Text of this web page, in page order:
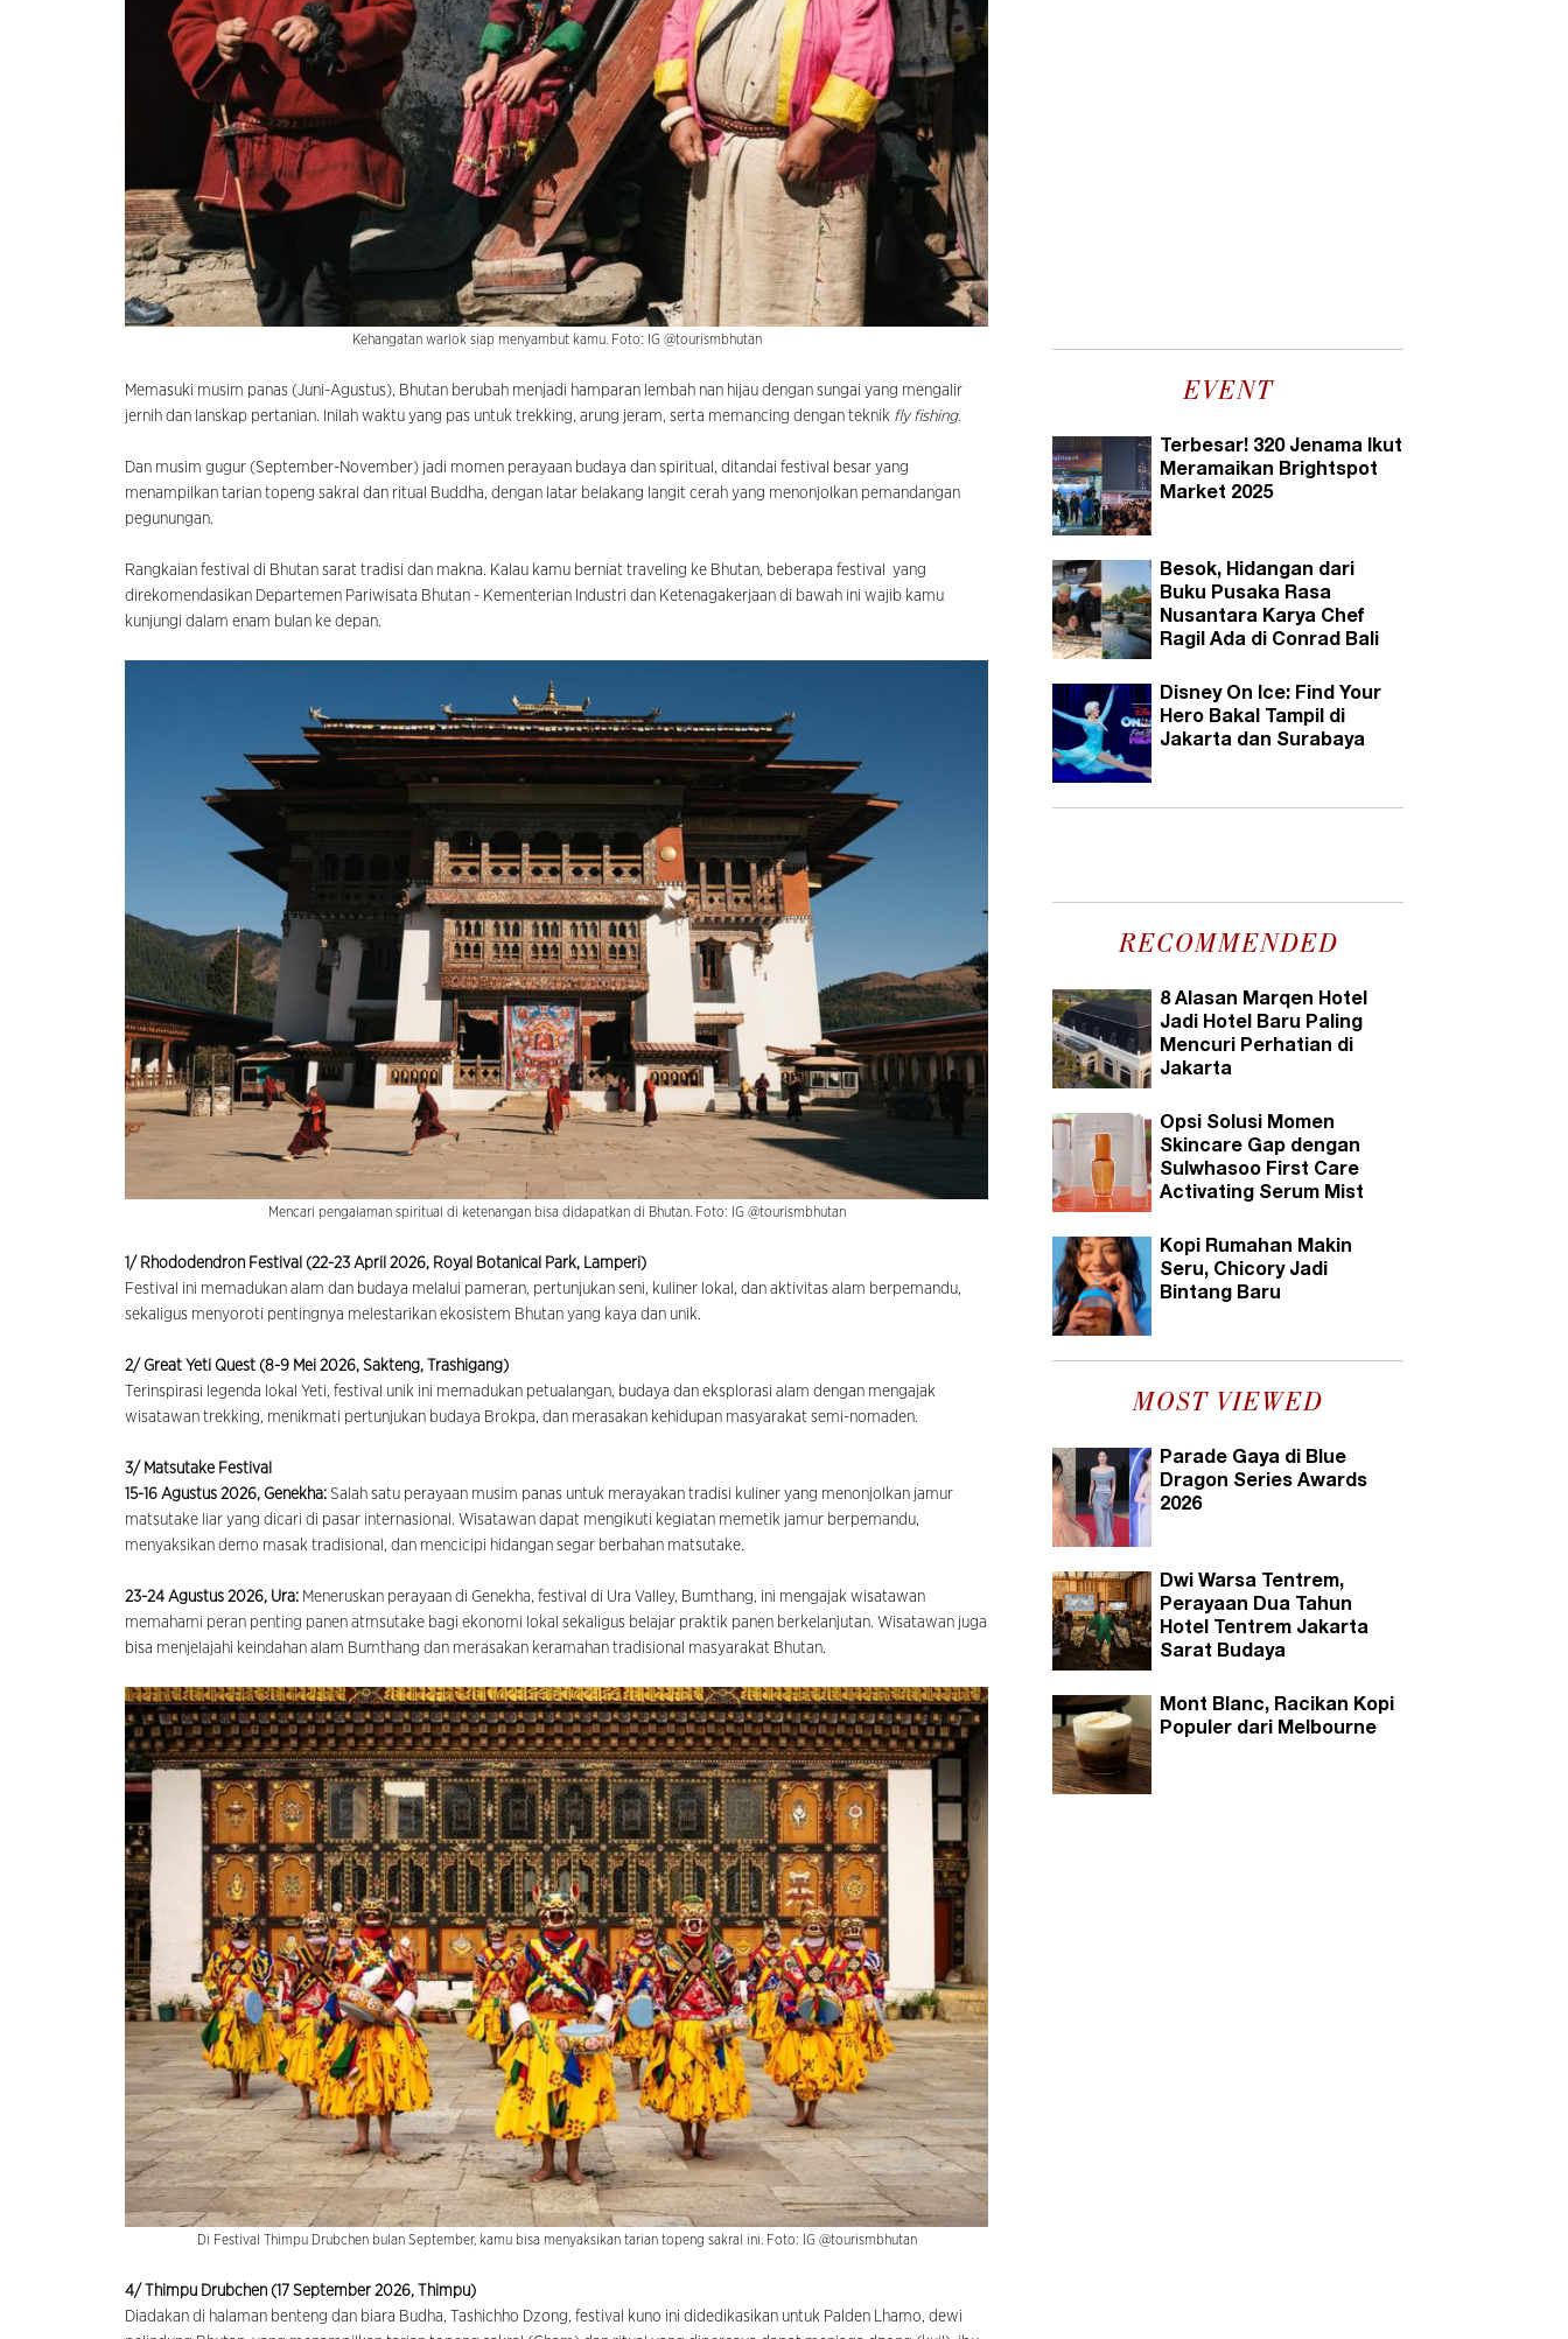
Kehangatan warlok siap menyambut kamu. Foto: IG @tourismbhutan
Memasuki musim panas (Juni-Agustus), Bhutan berubah menjadi hamparan lembah nan hijau dengan sungai yang mengalir
jernih dan lanskap pertanian. Inilah waktu yang pas untuk trekking, arung jeram, serta memancing dengan teknik fly fishing.
Dan musim gugur (September-November) jadi momen perayaan budaya dan spiritual, ditandai festival besar yang
menampilkan tarian topeng sakral dan ritual Buddha, dengan latar belakang langit cerah yang menonjolkan pemandangan
pegunungan.
Rangkaian festival di Bhutan sarat tradisi dan makna. Kalau kamu berniat traveling ke Bhutan, beberapa festival yang
direkomendasikan Departemen Pariwisata Bhutan - Kementerian Industri dan Ketenagakerjaan di bawah ini wajib kamu
kunjungi dalam enam bulan ke depan.
Mencari pengalaman spiritual di ketenangan bisa didapatkan di Bhutan. Foto: IG @tourismbhutan
1/ Rhododendron Festival (22-23 April 2026, Royal Botanical Park, Lamperi)
Festival ini memadukan alam dan budaya melalui pameran, pertunjukan seni, kuliner lokal, dan aktivitas alam berpemandu,
sekaligus menyoroti pentingnya melestarikan ekosistem Bhutan yang kaya dan unik.
2/ Great Yeti Quest (8-9 Mei 2026, Sakteng, Trashigang)
Terinspirasi legenda lokal Yeti, festival unik ini memadukan petualangan, budaya dan eksplorasi alam dengan mengajak
wisatawan trekking, menikmati pertunjukan budaya Brokpa, dan merasakan kehidupan masyarakat semi-nomaden.
3/ Matsutake Festival
15-16 Agustus 2026, Genekha: Salah satu perayaan musim panas untuk merayakan tradisi kuliner yang menonjolkan jamur
matsutake liar yang dicari di pasar internasional. Wisatawan dapat mengikuti kegiatan memetik jamur berpemandu,
menyaksikan demo masak tradisional, dan mencicipi hidangan segar berbahan matsutake.
23-24 Agustus 2026, Ura: Meneruskan perayaan di Genekha, festival di Ura Valley, Bumthang, ini mengajak wisatawan
memahami peran penting panen atmsutake bagi ekonomi lokal sekaligus belajar praktik panen berkelanjutan. Wisatawan juga
bisa menjelajahi keindahan alam Bumthang dan merasakan keramahan tradisional masyarakat Bhutan.
Di Festival Thimpu Drubchen bulan September, kamu bisa menyaksikan tarian topeng sakral ini. Foto: IG @tourismbhutan
4/ Thimpu Drubchen (17 September 2026, Thimpu)
Diadakan di halaman benteng dan biara Budha, Tashichho Dzong, festival kuno ini didedikasikan untuk Palden Lhamo, dewi
EVENT
Terbesar! 320 Jenama Ikut
Meramaikan Brightspot
Market 2025
Besok, Hidangan dari
Buku Pusaka Rasa
Nusantara Karya Chef
Ragil Ada di Conrad Bali
Disney On Ice: Find Your
Hero Bakal Tampil di
Jakarta dan Surabaya
RECOMMENDED
8 Alasan Marqen Hotel
Jadi Hotel Baru Paling
Mencuri Perhatian di
Jakarta
Opsi Solusi Momen
Skincare Gap dengan
Sulwhasoo First Care
Activating Serum Mist
Kopi Rumahan Makin
Seru, Chicory Jadi
Bintang Baru
MOST VIEWED
Parade Gaya di Blue
Dragon Series Awards
2026
Dwi Warsa Tentrem,
Perayaan Dua Tahun
Hotel Tentrem Jakarta
Sarat Budaya
Mont Blanc, Racikan Kopi
Populer dari Melbourne